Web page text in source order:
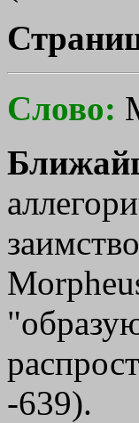
Слово:
-639).